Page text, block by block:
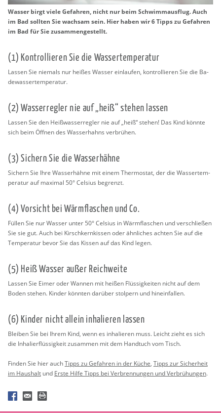
Was­ser birgt viele Ge­fah­ren, nicht nur beim Schwimm­aus­flug. Auch
im Bad soll­ten Sie wach­sam sein. Hier haben wir 6 Tipps zu Ge­fah­ren
im Bad für Sie zu­sam­men­ge­stellt.
(1) Kon­trol­lie­ren Sie die Was­ser­tem­pe­ra­tur
Las­sen Sie nie­mals nur hei­ßes Was­ser ein­lau­fen, kon­trol­lie­ren Sie die Ba­
de­was­ser­tem­pe­ra­tur.
(2) Was­ser­reg­ler nie auf „heiß“ ste­hen las­sen
Las­sen Sie den Heiß­was­ser­reg­ler nie auf „heiß“ ste­hen! Das Kind könn­te
sich beim Öff­nen des Was­ser­hahns ver­brü­hen.
(3) Si­chern Sie die Was­ser­häh­ne
Si­chern Sie Ihre Was­ser­häh­ne mit einem Ther­mo­stat, der die Was­ser­tem­
pe­ra­tur auf ma­xi­mal 50° Cel­si­us be­grenzt.
(4) Vor­sicht bei Wärm­fla­schen und Co.
Fül­len Sie nur Was­ser unter 50° Cel­si­us in Wärm­fla­schen und ver­schlie­ßen
Sie sie gut. Auch bei Kirsch­kern­kis­sen oder ähn­li­ches ach­ten Sie auf die
Tem­pe­ra­tur bevor Sie das Kis­sen auf das Kind legen.
(5) Heiß Was­ser außer Reich­wei­te
Las­sen Sie Eimer oder Wan­nen mit hei­ßen Flüs­sig­kei­ten nicht auf dem
Boden ste­hen. Kin­der könn­ten dar­über stol­pern und hin­ein­fal­len.
(6) Kin­der nicht al­lein in­ha­lie­ren las­sen
Blei­ben Sie bei Ihrem Kind, wenn es in­ha­lie­ren muss. Leicht zieht es sich
die In­ha­lier­flüs­sig­keit zu­sam­men mit dem Hand­tuch vom Tisch.
Fin­den Sie hier auchTipps zu Ge­fah­ren in der Küche, Tipps zur Si­cher­heit
im Haus­halt und Erste Hilfe Tipps bei Ver­bren­nun­gen und Ver­brü­hun­gen.